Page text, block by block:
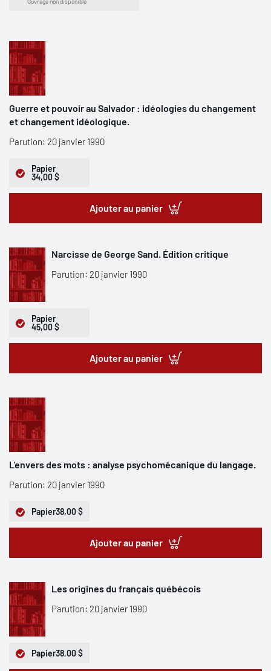
Guerre et pouvoir au Salvador : idéologies du changement
et changement idéologique.
Parution: 20 janvier 1990
Papier
34,00 $
Ajouter au panier
Narcisse de George Sand. Édition critique
Parution: 20 janvier 1990
Papier
45,00 $
Ajouter au panier
L'envers des mots : analyse psychomécanique du langage.
Parution: 20 janvier 1990
Papier38,00 $
Ajouter au panier
Les origines du français québécois
Parution: 20 janvier 1990
Papier38,00 $